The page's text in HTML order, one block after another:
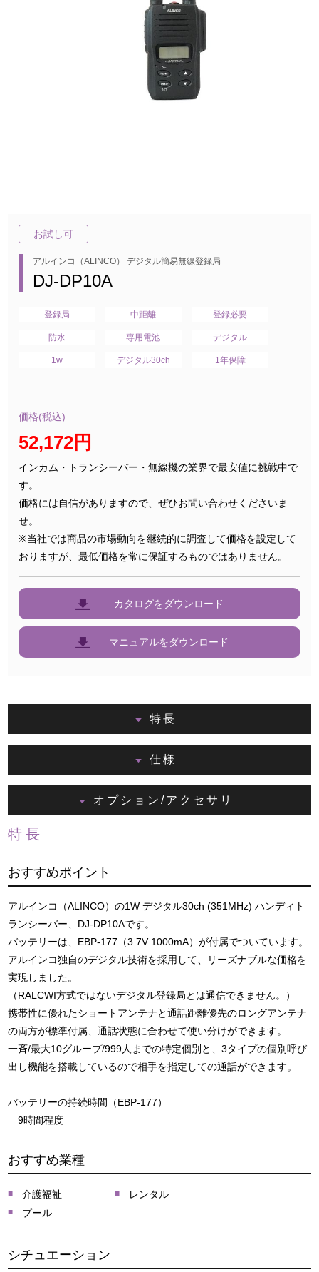
お試し可
アルインコ（ALINCO） デジタル簡易無線登録局
DJ-DP10A
登録局 中距離 登録必要
防水 専用電池 デジタル
1w デジタル30ch 1年保障
価格(税込)
52,172円
インカム・トランシーバー・無線機の業界で最安値に挑戦中で
す。
価格には自信がありますので、ぜひお問い合わせくださいま
せ。
※当社では商品の市場動向を継続的に調査して価格を設定して
おりますが、最低価格を常に保証するものではありません。
カタログをダウンロード
マニュアルをダウンロード
特長
仕様
オプション/アクセサリ
特長
おすすめポイント
アルインコ（ALINCO）の1W デジタル30ch (351MHz) ハンディト
ランシーバー、DJ-DP10Aです。
バッテリーは、EBP-177（3.7V 1000mA）が付属でついています。
アルインコ独自のデジタル技術を採用して、リーズナブルな価格を
実現しました。
（RALCWI方式ではないデジタル登録局とは通信できません。）
携帯性に優れたショートアンテナと通話距離優先のロングアンテナ
の両方が標準付属、通話状態に合わせて使い分けができます。
一斉/最大10グループ/999人までの特定個別と、3タイプの個別呼び
出し機能を搭載しているので相手を指定しての通話ができます。
バッテリーの持続時間（EBP-177）
9時間程度
おすすめ業種
介護福祉
レンタル
プール
シチュエーション